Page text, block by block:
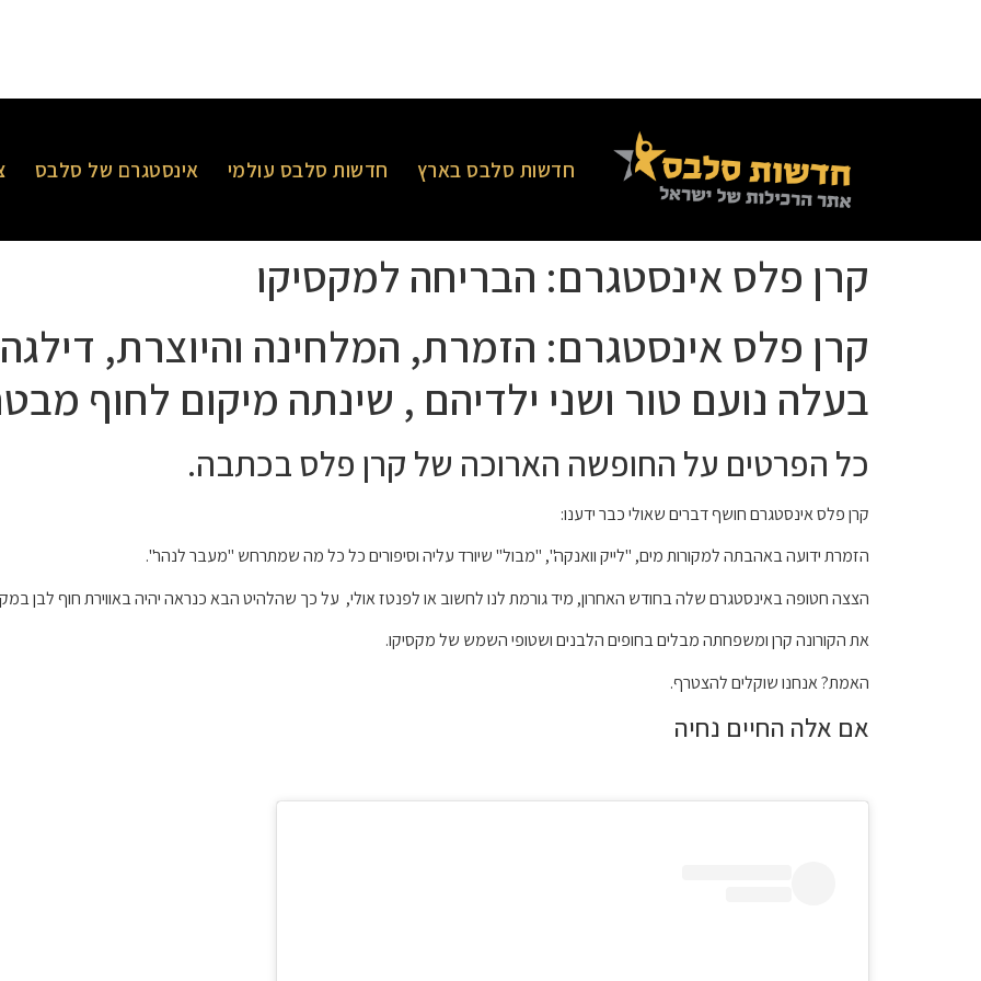
חדשות סלבס בארץ חדשות סלבס עולמי אינסטגרם של סלבס
קרן פלס אינסטגרם: הבריחה למקסיקו
קרן פלס אינסטגרם: הזמרת, המלחינה והיוצרת,
בעלה נועם טור ושני ילדיהם , שינתה מיקום לחוף
כל הפרטים על החופשה הארוכה של קרן פלס בכתבה.
קרן פלס אינסטגרם חושף דברים שאולי כבר ידענו:
הזמרת ידועה באהבתה למקורות מים, "לייק וואנקה", "מבול" שיורד עליה וסיפורים כל כל מה שמתרחש "מעבר לנהר".
הצצה חטופה באינסטגרם שלה בחודש האחרון, מיד גורמת לנו לחשוב או לפנטז אולי, על כך שהלהיט הבא כנראה יהיה באווירת חוף לבן
את הקורונה קרן ומשפחתה מבלים בחופים הלבנים ושטופי השמש של מקסיקו.
האמת? אנחנו שוקלים להצטרף.
אם אלה החיים נחיה